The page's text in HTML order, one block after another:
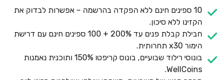
10 ספינים חינם ללא הפקדה בהרשמה – אפשרות לבדוק את
הקזינו ללא סיכון.
חבילת קבלת פנים עד 200% + 100 ספינים חינם עם דרישת
הימור x30 תחרותית.
בונוסי רילוד שבועיים, בונוס קריפטו 150% ותוכנית נאמנות
WellCoins.